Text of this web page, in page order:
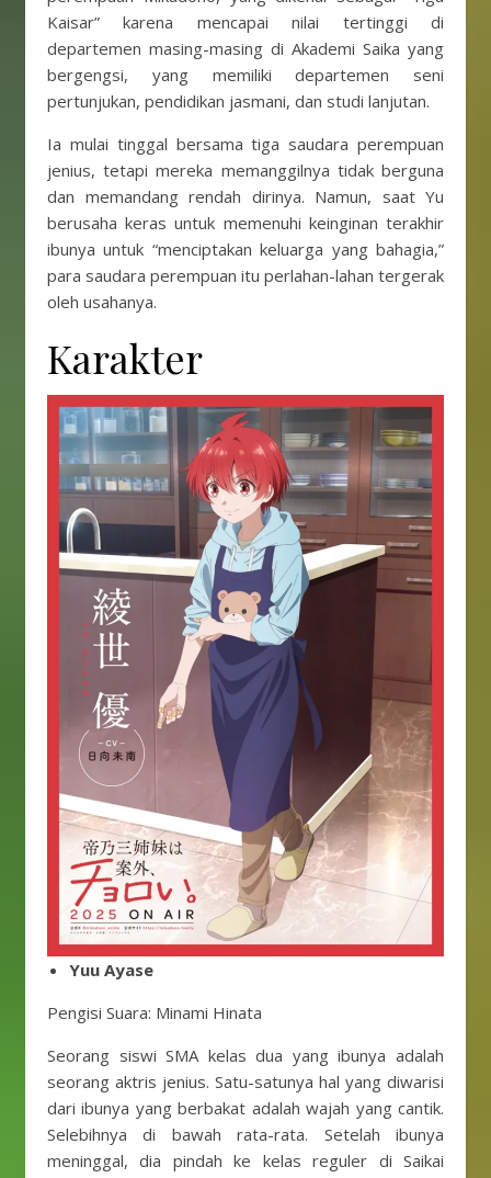
Kaisar” karena mencapai nilai tertinggi di
departemen masing-masing di Akademi Saika yang
bergengsi, yang memiliki departemen seni
pertunjukan, pendidikan jasmani, dan studi lanjutan.
Ia mulai tinggal bersama tiga saudara perempuan
jenius, tetapi mereka memanggilnya tidak berguna
dan memandang rendah dirinya. Namun, saat Yu
berusaha keras untuk memenuhi keinginan terakhir
ibunya untuk “menciptakan keluarga yang bahagia,”
para saudara perempuan itu perlahan-lahan tergerak
oleh usahanya.
Karakter
Yuu Ayase
Pengisi Suara: Minami Hinata
Seorang siswi SMA kelas dua yang ibunya adalah
seorang aktris jenius. Satu-satunya hal yang diwarisi
dari ibunya yang berbakat adalah wajah yang cantik.
Selebihnya di bawah rata-rata. Setelah ibunya
meninggal, dia pindah ke kelas reguler di Saikai